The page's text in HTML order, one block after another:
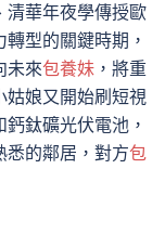
清華年夜學傳授歐
型的關鍵時期，
未來包養妹 ，將重
姑娘又開始刷短視
鈦礦光伏電池，
悉的鄰居，對方包